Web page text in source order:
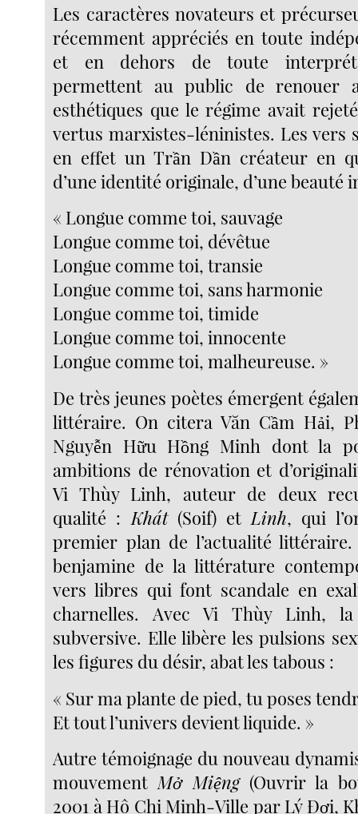
Les caractères novateurs et
récemment appréciés en toute
et en dehors de toute
permettent au public de renouer
esthétiques que le régime avait
vertus marxistes-léninistes. Les vers
en effet un Trần Dần créateur en
d’une identité originale, d’une beauté
« Longue comme toi, sauvage
Longue comme toi, dévêtue
Longue comme toi, transie
Longue comme toi, sans harmonie
Longue comme toi, timide
Longue comme toi, innocente
Longue comme toi, malheureuse. »
De très jeunes poètes émergent
littéraire. On citera Văn Cầm Hải,
Nguyễn Hữu Hồng Minh dont la
ambitions de rénovation et
Vi Thùy Linh, auteur de deux
qualité :Khát(Soif) etLinh, qui
premier plan de l’actualité littéraire.
benjamine de la littérature
vers libres qui font scandale en
charnelles. Avec Vi Thùy Linh,
subversive. Elle libère les pulsions
les figures du désir, abat les tabous :
« Sur ma plante de pied, tu poses
Et tout l’univers devient liquide. »
Autre témoignage du nouveau
mouvementMở Miệng(Ouvrir la
2001 à Hô Chi Minh-Ville par Lý Đợi,